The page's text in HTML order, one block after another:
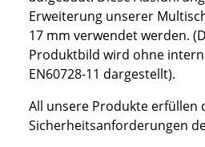
Erweiterung unserer
17 mm verwendet werden.
Produktbild wird ohne
EN60728-11 dargestellt).
All unsere Produkte erfüllen
Sicherheitsanforderungen